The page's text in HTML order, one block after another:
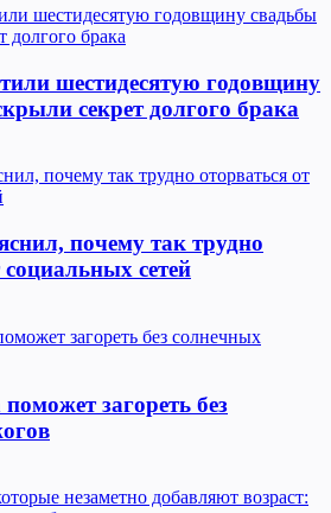
шестидесятую годовщину
секрет долгого брака
почему так трудно
социальных сетей
загореть без